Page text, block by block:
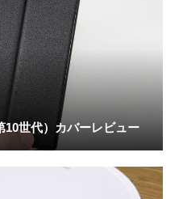
世代）カバーレビュー